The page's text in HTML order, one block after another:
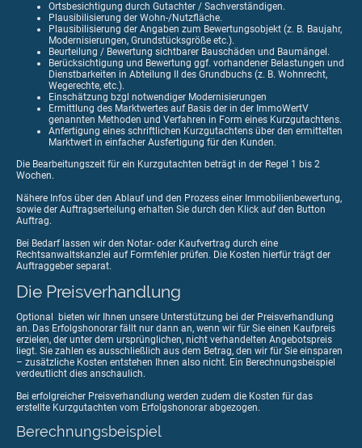
Die Preisverhandlung
Ortsbesichtigung durch Gutachter / Sachverständigen.
Plausibilisierung der Wohn-/Nutzfläche.
Plausibilisierung der Angaben zum Bewertungsobjekt (z. B. Baujahr,
Modernisierungen, Grundstücksgröße etc.).
Beurteilung / Bewertung sichtbarer Bauschäden und Baumängel.
Berücksichtigung und Bewertung ggf. vorhandener Belastungen und
Dienstbarkeiten in Abteilung II des Grundbuchs (z. B. Wohnrecht,
Wegerechte, etc.).
Einschätzung bzgl notwendiger Modernisierungen
Ermittlung des Marktwertes auf Basis der in der ImmoWertV
genannten Methoden und Verfahren in Form eines Kurzgutachtens.
Anfertigung eines schriftlichen Kurzgutachtens über den ermittelten
Marktwert in einfacher Ausfertigung für den Kunden.
Die Bearbeitungszeit für ein Kurzgutachten beträgt in der Regel 1 bis 2
Wochen.
Nähere Infos über den Ablauf und den Prozess einer Immobilienbewertung,
sowie der Auftragserteilung erhalten Sie durch den Klick auf den Button
Auftrag.
Bei Bedarf lassen wir den Notar- oder Kaufvertrag durch eine
Rechtsanwaltskanzlei auf Formfehler prüfen. Die Kosten hierfür trägt der
Auftraggeber separat.
Optional bieten wir Ihnen unsere Unterstützung bei der Preisverhandlung
an. Das Erfolgshonorar fällt nur dann an, wenn wir für Sie einen Kaufpreis
erzielen, der unter dem ursprünglichen, nicht verhandelten Angebotspreis
liegt. Sie zahlen es ausschließlich aus dem Betrag, den wir für Sie einsparen
– zusätzliche Kosten entstehen Ihnen also nicht. Ein Berechnungsbeispiel
verdeutlicht dies anschaulich.
Bei erfolgreicher Preisverhandlung werden zudem die Kosten für das
erstellte Kurzgutachten vom Erfolgshonorar abgezogen.
Berechnungsbeispiel